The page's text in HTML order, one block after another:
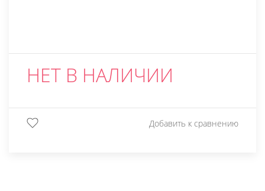
НЕТ В НАЛИЧИИ
Добавить к сравнению